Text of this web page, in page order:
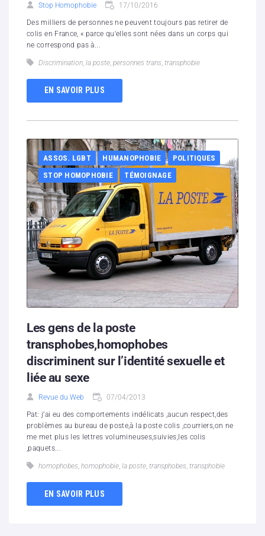
Stop Homophobie 17/10/2016
Des milliers de personnes ne peuvent toujours pas retirer de
colis en France, « parce qu'elles sont nées dans un corps qui
ne correspond pas à...
Discrimination, la poste, personnes trans, transphobie
EN SAVOIR PLUS
ASSOS. LGBT HUMANOPHOBIE
POLITIQUES
STOP HOMOPHOBIE
TÉMOIGNAGE
Les gens de la poste
transphobes,homophobes
discriminent sur l’identité sexuelle et
liée au sexe
Revue du Web 07/04/2013
Pat: j’ai eu des comportements indélicats ,aucun respect,des
problèmes au bureau de poste,à la poste colis ,courriers,on ne
me met plus les lettres volumineuses,suivies,les colis
,paquets...
homophobes, homophobie, la poste, transphobes, transphobie
EN SAVOIR PLUS